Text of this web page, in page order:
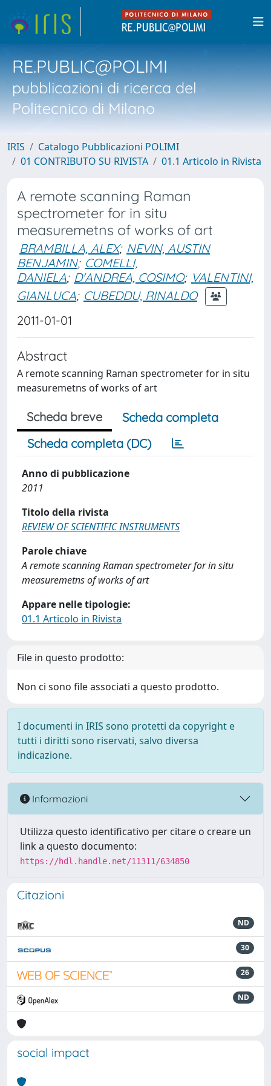
RE.PUBLIC@POLIMI
pubblicazioni di ricerca del
Politecnico di Milano
IRIS
Catalogo Pubblicazioni POLIMI
01 CONTRIBUTO SU RIVISTA
01.1 Articolo in Rivista
A remote scanning Raman
spectrometer for in situ
measuremetns of works of art
BRAMBILLA, ALEX; NEVIN, AUSTIN
BENJAMIN; COMELLI,
DANIELA; D'ANDREA, COSIMO; VALENTINI,
GIANLUCA; CUBEDDU, RINALDO
2011-01-01
Abstract
A remote scanning Raman spectrometer for in situ
measuremetns of works of art
Scheda breve
Scheda completa
Scheda completa (DC)
Anno di pubblicazione
2011
Titolo della rivista
REVIEW OF SCIENTIFIC INSTRUMENTS
Parole chiave
A remote scanning Raman spectrometer for in situ
measuremetns of works of art
Appare nelle tipologie:
01.1 Articolo in Rivista
File in questo prodotto:
Non ci sono file associati a questo prodotto.
I documenti in IRIS sono protetti da copyright e
tutti i diritti sono riservati, salvo diversa
indicazione.
Informazioni
Utilizza questo identificativo per citare o creare un
link a questo documento:
https://hdl.handle.net/11311/634850
Citazioni
ND
30
26
ND
social impact